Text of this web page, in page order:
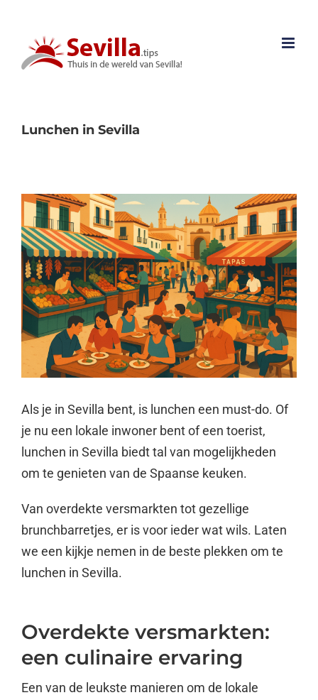
inhoud
Lunchen in Sevilla
Als je in Sevilla bent, is lunchen een must-do. Of
je nu een lokale inwoner bent of een toerist,
lunchen in Sevilla biedt tal van mogelijkheden
om te genieten van de Spaanse keuken.
Van overdekte versmarkten tot gezellige
brunchbarretjes, er is voor ieder wat wils. Laten
we een kijkje nemen in de beste plekken om te
lunchen in Sevilla.
Overdekte versmarkten:
een culinaire ervaring
Een van de leukste manieren om de lokale